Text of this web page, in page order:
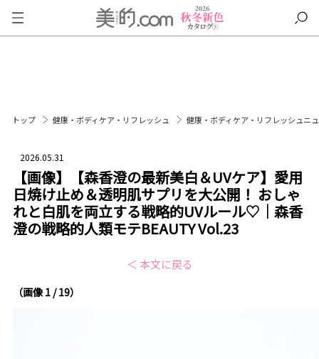
トップ 健康・ボディケア・リフレッシュ 健康・ボディケア・リフレッシュニ
2026.05.31
【画像】【森香澄の最新美白＆UVケア】愛用
日焼け止め＆透明肌サプリを大公開！ おしゃ
れと白肌を両立する戦略的UVルール♡｜森香
澄の戦略的人類モテBEAUTY Vol.23
＜ 本文に戻る
（画像 1 / 19）